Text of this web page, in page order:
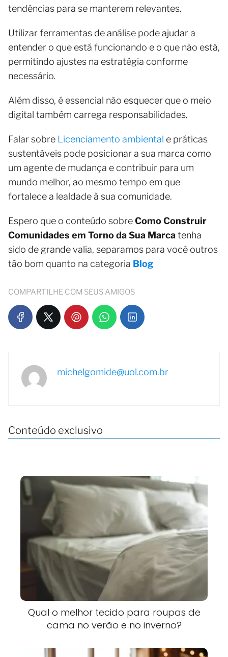
tendências para se manterem relevantes.
Utilizar ferramentas de análise pode ajudar a
entender o que está funcionando e o que não está,
permitindo ajustes na estratégia conforme
necessário.
Além disso, é essencial não esquecer que o meio
digital também carrega responsabilidades.
Falar sobre Licenciamento ambiental e práticas
sustentáveis pode posicionar a sua marca como
um agente de mudança e contribuir para um
mundo melhor, ao mesmo tempo em que
fortalece a lealdade à sua comunidade.
Espero que o conteúdo sobreComo Construir
Comunidades em Torno da Sua Marcatenha
sido de grande valia, separamos para você outros
tão bom quanto na categoria Blog
COMPARTILHE COM SEUS AMIGOS
michelgomide@uol.com.br
Conteúdo exclusivo
Qual o melhor tecido para roupas de
cama no verão e no inverno?